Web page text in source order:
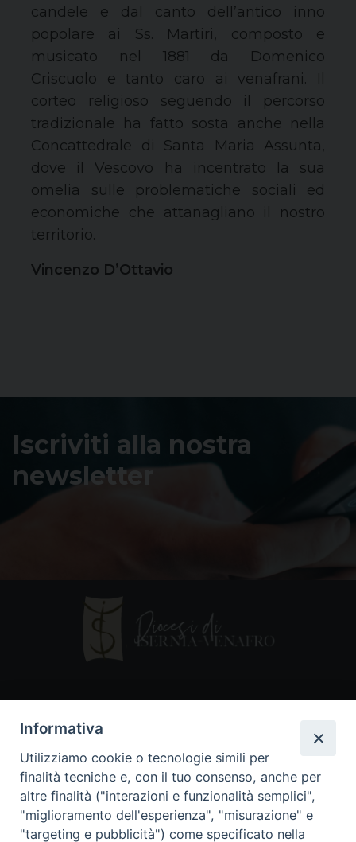
candele e dal canto dell’antico inno
popolare ai Ss. Martiri, composto e
musicato nel 1881 da Domenico
Criscuolo e tanto caro ai venafrani. Il
corteo religioso seguendo il percorso
tradizionale ha fatto sosta anche nella
Concattedrale di Santa Maria Assunta,
dove il Vescovo ha incentrato la sua
omelia sulle problematiche sociali ed
economiche che attanagliano il nostro
territorio.
Vincenzo D’Ottavio
Iscriviti alla nostra
newsletter
86170 Isernia
086550849
segreteria@diocesiiserniavenafro.it
Informativa
Utilizziamo cookie o tecnologie simili per
finalità tecniche e, con il tuo consenso, anche per
altre finalità ("interazioni e funzionalità semplici",
"miglioramento dell'esperienza", "misurazione" e
"targeting e pubblicità") come specificato nella